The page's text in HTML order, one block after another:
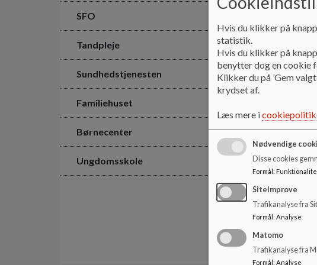
SFO
Tandpleje
Sundhedstjenesten
Familiehuset
Børnecenter
Ungdomsskole
Find
Bus
Hvis du klikker på
statistik.
Hvis du klikker på
benytter dog en cookie
Klikker du på ’Gem
krydset af.
Læs mere icookiepolitik
Nødvendige
Disse cookies
Formål :
SiteImprove
Trafikanalyse fra
Formål : Analyse
Matomo
Trafikanalyse fra
Formål: Analyse